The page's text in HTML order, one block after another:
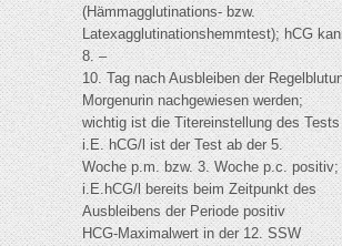
(Hämmagglutinations- bzw.
Latexagglutinationshemmtest); hCG
8. –
10. Tag nach Ausbleiben der
Morgenurin nachgewiesen werden;
wichtig ist die Titereinstellung des
i.E. hCG/l ist der Test ab der 5.
Woche p.m. bzw. 3. Woche p.c. positiv;
i.E.hCG/l bereits beim Zeitpunkt des
Ausbleibens der Periode positiv
HCG-Maximalwert in der 12. SSW